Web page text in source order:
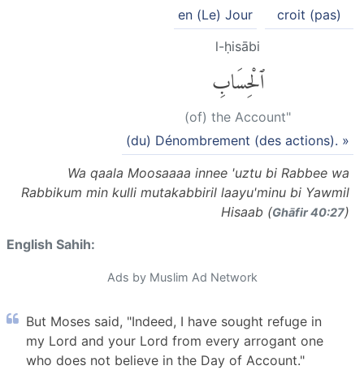
croit (pas)
en (Le) Jour
l-ḥisābi
ٱلْحِسَابِ
(of) the Account"
(du) Dénombrement (des actions). »
Wa qaala Moosaaaa innee 'uztu bi Rabbee wa
Rabbikum min kulli mutakabbiril laayu'minu bi Yawmil
Hisaab (Ghāfir 40:27)
English Sahih:
Ads by Muslim Ad Network
But Moses said, "Indeed, I have sought refuge in
my Lord and your Lord from every arrogant one
who does not believe in the Day of Account."